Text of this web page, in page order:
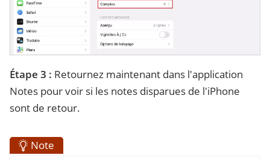
Étape 3 : Retournez maintenant dans l'application
Notes pour voir si les notes disparues de l'iPhone
sont de retour.
Note